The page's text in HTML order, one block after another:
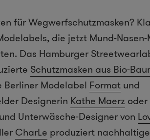
für Wegwerfschutzmasken?
die jetzt Mund-Nasen-
Das Hamburger
Schutzmasken aus Bio-
Berliner Modelabel Format und
Designerin Kathe Maerz
Unterwäsche-Designer von
CharLe produziert nachhaltige